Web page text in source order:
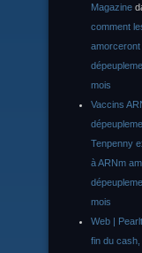
Magazine
comment
mois
Vaccins
Tenpenny
à ARNm
mois
Web |
fin du